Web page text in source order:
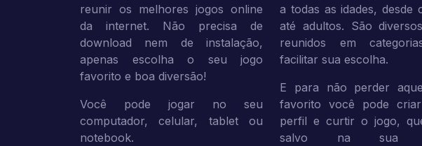
reunir os melhores jogos online
da internet. Não precisa de
download nem de instalação,
apenas escolha o seu jogo
favorito e boa diversão!
Você pode jogar no seu
computador, celular, tablet ou
notebook.
a todas as idades, desde
até adultos. São
reunidos em
facilitar sua escolha.
E para não perder
favorito você pode
perfil e curtir o jogo,
salvo na sua